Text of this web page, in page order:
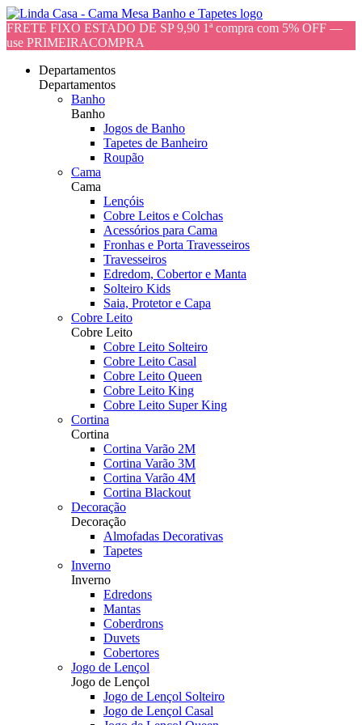
FRETE FIXO ESTADO DE SP 9,90 1ª compra com 5% OFF —
use PRIMEIRACOMPRA
Departamentos
Departamentos
Banho
Banho
Jogos de Banho
Tapetes de Banheiro
Roupão
Cama
Cama
Lençóis
Cobre Leitos e Colchas
Acessórios para Cama
Fronhas e Porta Travesseiros
Travesseiros
Edredom, Cobertor e Manta
Solteiro Kids
Saia, Protetor e Capa
Cobre Leito
Cobre Leito
Cobre Leito Solteiro
Cobre Leito Casal
Cobre Leito Queen
Cobre Leito King
Cobre Leito Super King
Cortina
Cortina
Cortina Varão 2M
Cortina Varão 3M
Cortina Varão 4M
Cortina Blackout
Decoração
Decoração
Almofadas Decorativas
Tapetes
Inverno
Inverno
Edredons
Mantas
Coberdrons
Duvets
Cobertores
Jogo de Lençol
Jogo de Lençol
Jogo de Lençol Solteiro
Jogo de Lençol Casal